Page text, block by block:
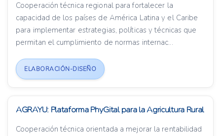
Cooperación técnica regional para fortalecer la
capacidad de los países de América Latina y el Caribe
para implementar estrategias, políticas y técnicas que
permitan el cumplimiento de normas internac...
ELABORACIÓN-DISEÑO
AGRAYU: Plataforma PhyGital para la Agricultura Rural
Cooperación técnica orientada a mejorar la rentabilidad